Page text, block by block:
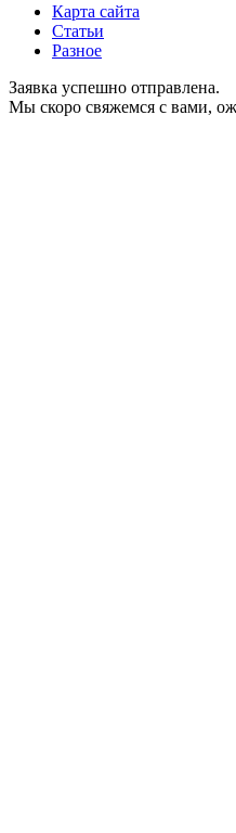
Карта сайта
Статьи
Разное
Заявка успешно отправлена.
Мы скоро свяжемся с вами,